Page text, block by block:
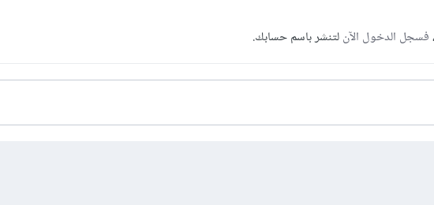
فسجل الدخول الآنلتنشر باسم حسابك.